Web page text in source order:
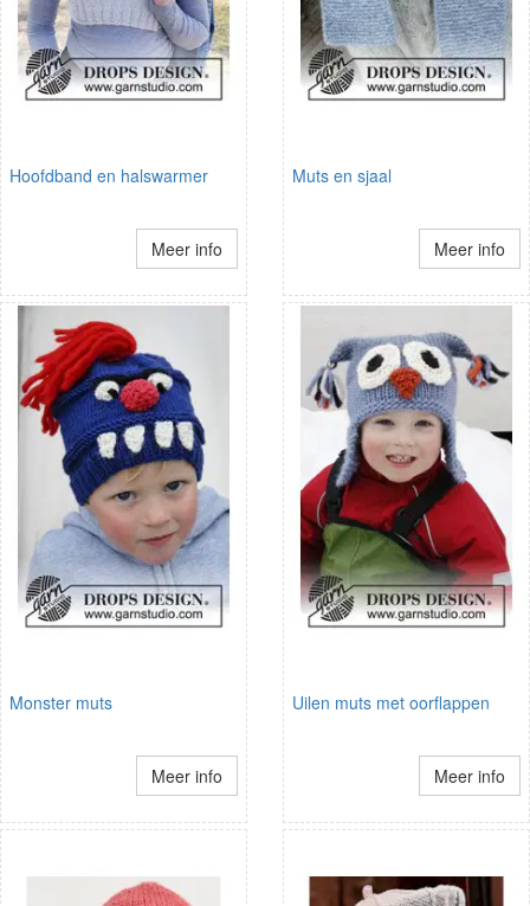
Hoofdband en halswarmer
Meer info
Muts en sjaal
Meer info
Monster muts
Meer info
Uilen muts met oorflappen
Meer info